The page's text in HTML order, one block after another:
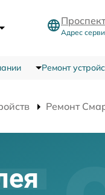
Адрес
Ремонт
Ремонт